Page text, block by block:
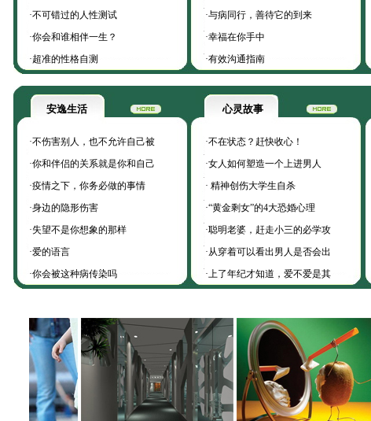
·不可错过的人性测试
·你会和谁相伴一生？
·超准的性格自测
·与病同行，善待它的到来
·幸福在你手中
·有效沟通指南
安逸生活
·不伤害别人，也不允许自己被
·你和伴侣的关系就是你和自己
·疫情之下，你务必做的事情
·身边的隐形伤害
·失望不是你想象的那样
·爱的语言
·你会被这种病传染吗
心灵故事
·不在状态？赶快收心！
·女人如何塑造一个上进男人
· 精神创伤大学生自杀
·“黄金剩女”的4大恐婚心理
·聪明老婆，赶走小三的必学攻
·从穿着可以看出男人是否会出
·上了年纪才知道，爱不爱是其